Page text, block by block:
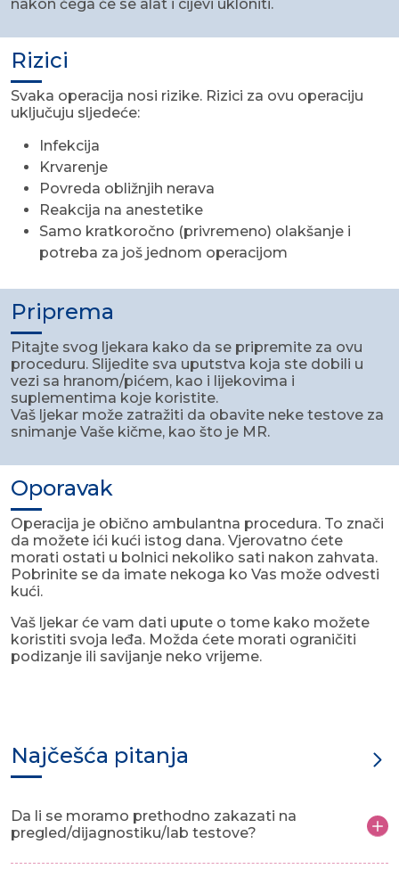
nakon čega će se alat i cijevi ukloniti.
Rizici
Svaka operacija nosi rizike. Rizici za ovu operaciju
uključuju sljedeće:
Infekcija
Krvarenje
Povreda obližnjih nerava
Reakcija na anestetike
Samo kratkoročno (privremeno) olakšanje i
potreba za još jednom operacijom
Priprema
Pitajte svog ljekara kako da se pripremite za ovu
proceduru. Slijedite sva uputstva koja ste dobili u
vezi sa hranom/pićem, kao i lijekovima i
suplementima koje koristite.
Vaš ljekar može zatražiti da obavite neke testove za
snimanje Vaše kičme, kao što je MR.
Oporavak
Operacija je obično ambulantna procedura. To znači
da možete ići kući istog dana. Vjerovatno ćete
morati ostati u bolnici nekoliko sati nakon zahvata.
Pobrinite se da imate nekoga ko Vas može odvesti
kući.
Vaš ljekar će vam dati upute o tome kako možete
koristiti svoja leđa. Možda ćete morati ograničiti
podizanje ili savijanje neko vrijeme.
Najčešća pitanja
Da li se moramo prethodno zakazati na
pregled/dijagnostiku/lab testove?